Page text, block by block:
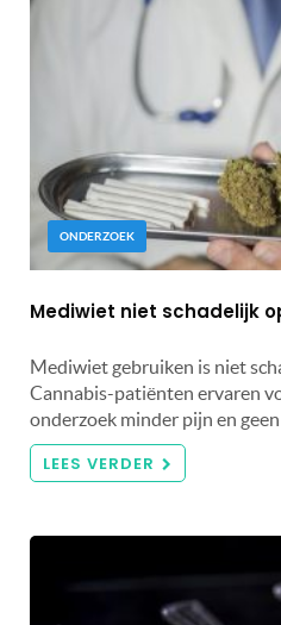
ONDERZOEK
Mediwiet niet schadelijk
Mediwiet gebruiken is niet
Cannabis-patiënten ervaren
onderzoek minder pijn en
LEES VERDER